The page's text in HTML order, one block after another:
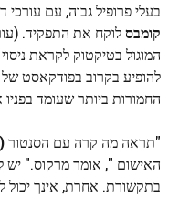
בעלי פרופיל גבוה, עם עורכי
קומבסלוקח את התפקיד.
המוגול בטיקטוק לקראת
להופיע בקרוב בפודקאסט
החמורות ביותר שעומד
"תראה מה קרה עם הסנטור
האישום ", אומר מרקוס." יש
בתקשורת. אחרת, אינך יכול